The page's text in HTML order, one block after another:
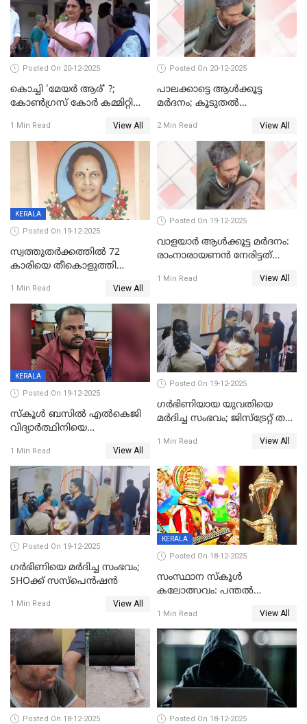
Posted On 20-12-2025
കൊച്ചി 'മേയർ ആര്' ?;
കോണ്‍ഗ്രസ് കോര്‍ കമ്മിറ്റി
1 Min Read View All
Posted On 20-12-2025
പാലക്കാട്ടെ ആള്‍ക്കൂട്ട
മര്‍ദനം; കൂടുതല്‍
അംഗ സംഘമെന്ന് വിവരം
2 Min Read View All
KERALA
Posted On 19-12-2025
സ്വത്തുതര്‍ക്കത്തില്‍ 72
കാരിയെ തീകൊളുത്തി
ക്രൂരകൊലപാതകത്തില്‍
സഹോദരിപുത്രന് ജീവപര്യന്തം
1 Min Read View All
Posted On 19-12-2025
വാളയാർ ആൾക്കൂട്ട മർദനം:
രാംനാരായണൻ നേരിട്ടത്
നാൽപ്പതിലേറെ
റിപ്പോർട്ട്
1 Min Read View All
KERALA
Posted On 19-12-2025
സ്കൂൾ ബസിൽ എൽകെജി
വിദ്യാര്‍ത്ഥിനിയെ
ക്ലീനര്‍ പിടിയിൽ
1 Min Read View All
Posted On 19-12-2025
ഗര്‍ഭിണിയായ യുവതിയെ
മര്‍ദിച്ച സംഭവം; ജിസ്‌ട്രേറ്റ് തല
യുവതി
1 Min Read View All
Posted On 19-12-2025
ഗര്‍ഭിണിയെ മർദിച്ച സംഭവം;
SHOക്ക് സസ്പെൻഷൻ
1 Min Read View All
KERALA
Posted On 18-12-2025
സംസ്ഥാന സ്കൂൾ
കലോത്സവം: പന്തൽ
1 Min Read View All
Posted On 18-12-2025 Posted On 18-12-2025